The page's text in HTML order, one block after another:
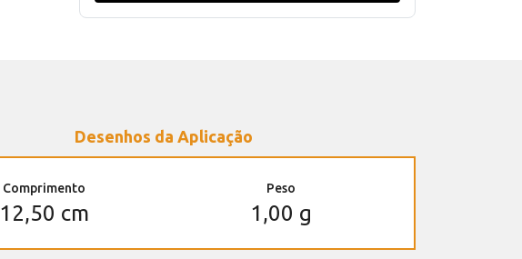
Desenhos da Aplicação
Comprimento
12,50 cm
Peso
1,00 g